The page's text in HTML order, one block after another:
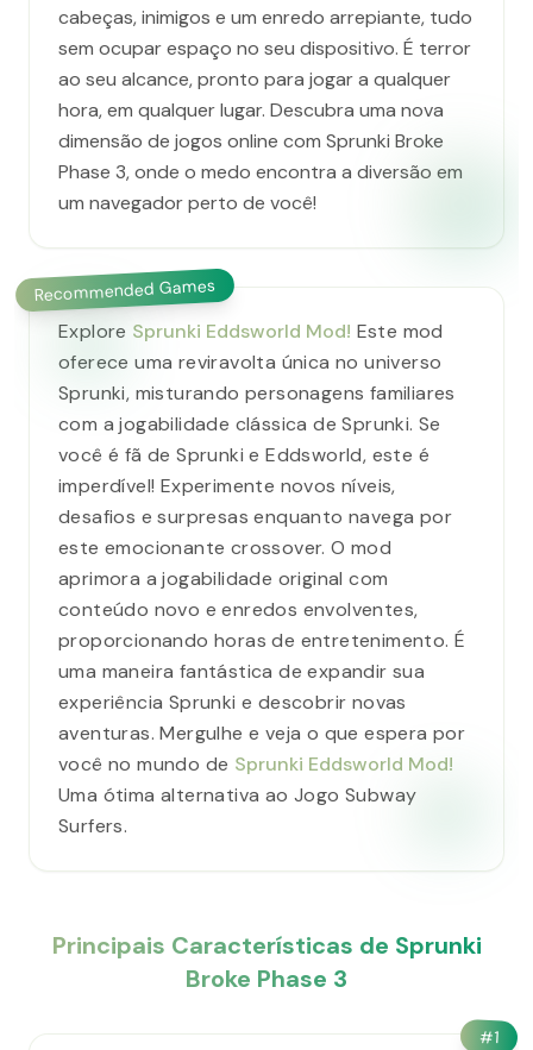
cabeças, inimigos e um enredo arrepiante, tudo
sem ocupar espaço no seu dispositivo. É terror
ao seu alcance, pronto para jogar a qualquer
hora, em qualquer lugar. Descubra uma nova
dimensão de jogos online com Sprunki Broke
Phase 3, onde o medo encontra a diversão em
um navegador perto de você!
Recommended Games
Explore Sprunki Eddsworld Mod! Este mod
oferece uma reviravolta única no universo
Sprunki, misturando personagens familiares
com a jogabilidade clássica de Sprunki. Se
você é fã de Sprunki e Eddsworld, este é
imperdível! Experimente novos níveis,
desafios e surpresas enquanto navega por
este emocionante crossover. O mod
aprimora a jogabilidade original com
conteúdo novo e enredos envolventes,
proporcionando horas de entretenimento. É
uma maneira fantástica de expandir sua
experiência Sprunki e descobrir novas
aventuras. Mergulhe e veja o que espera por
você no mundo de Sprunki Eddsworld Mod!
Uma ótima alternativa ao Jogo Subway
Surfers.
Principais Características de Sprunki
Broke Phase 3
#1